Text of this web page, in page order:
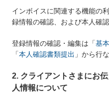
インボイスに関連する機能の
録情報の確認、および本人確
登録情報の確認・編集は「基
「本人確認書類提出 」から行
2. クライアントさまにお
人情報について